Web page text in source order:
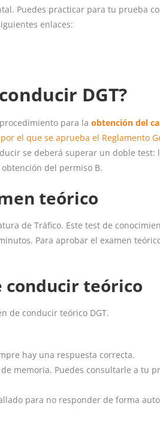
Puedes practicar para tu prueba
enlaces:
DGT?
para la obtención del
el que se aprueba el Reglamento
se deberá superar un doble test:
del permiso B.
teórico
de Tráfico. Este test de
Para aprobar el examen
conducir teórico
de conducir teórico DGT.
hay una respuesta correcta.
memoria. Puedes consultarle a tu
para no responder de forma